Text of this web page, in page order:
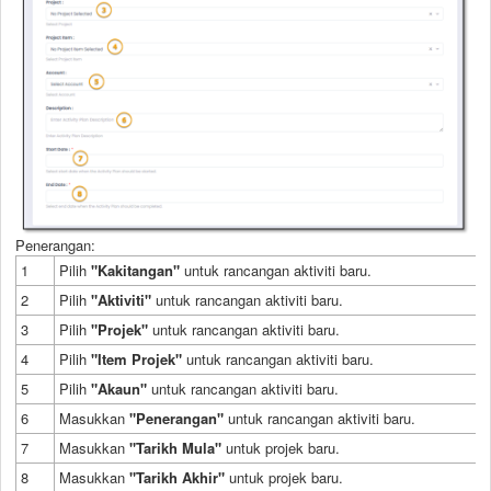
Penerangan:
1
Pilih "Kakitangan" untuk rancangan aktiviti baru.
2
Pilih "Aktiviti" untuk rancangan aktiviti baru.
3
Pilih "Projek" untuk rancangan aktiviti baru.
4
Pilih "Item Projek" untuk rancangan aktiviti baru.
5
Pilih "Akaun" untuk rancangan aktiviti baru.
6
Masukkan "Penerangan" untuk rancangan aktiviti baru.
7
Masukkan "Tarikh Mula" untuk projek baru.
8
Masukkan "Tarikh Akhir" untuk projek baru.